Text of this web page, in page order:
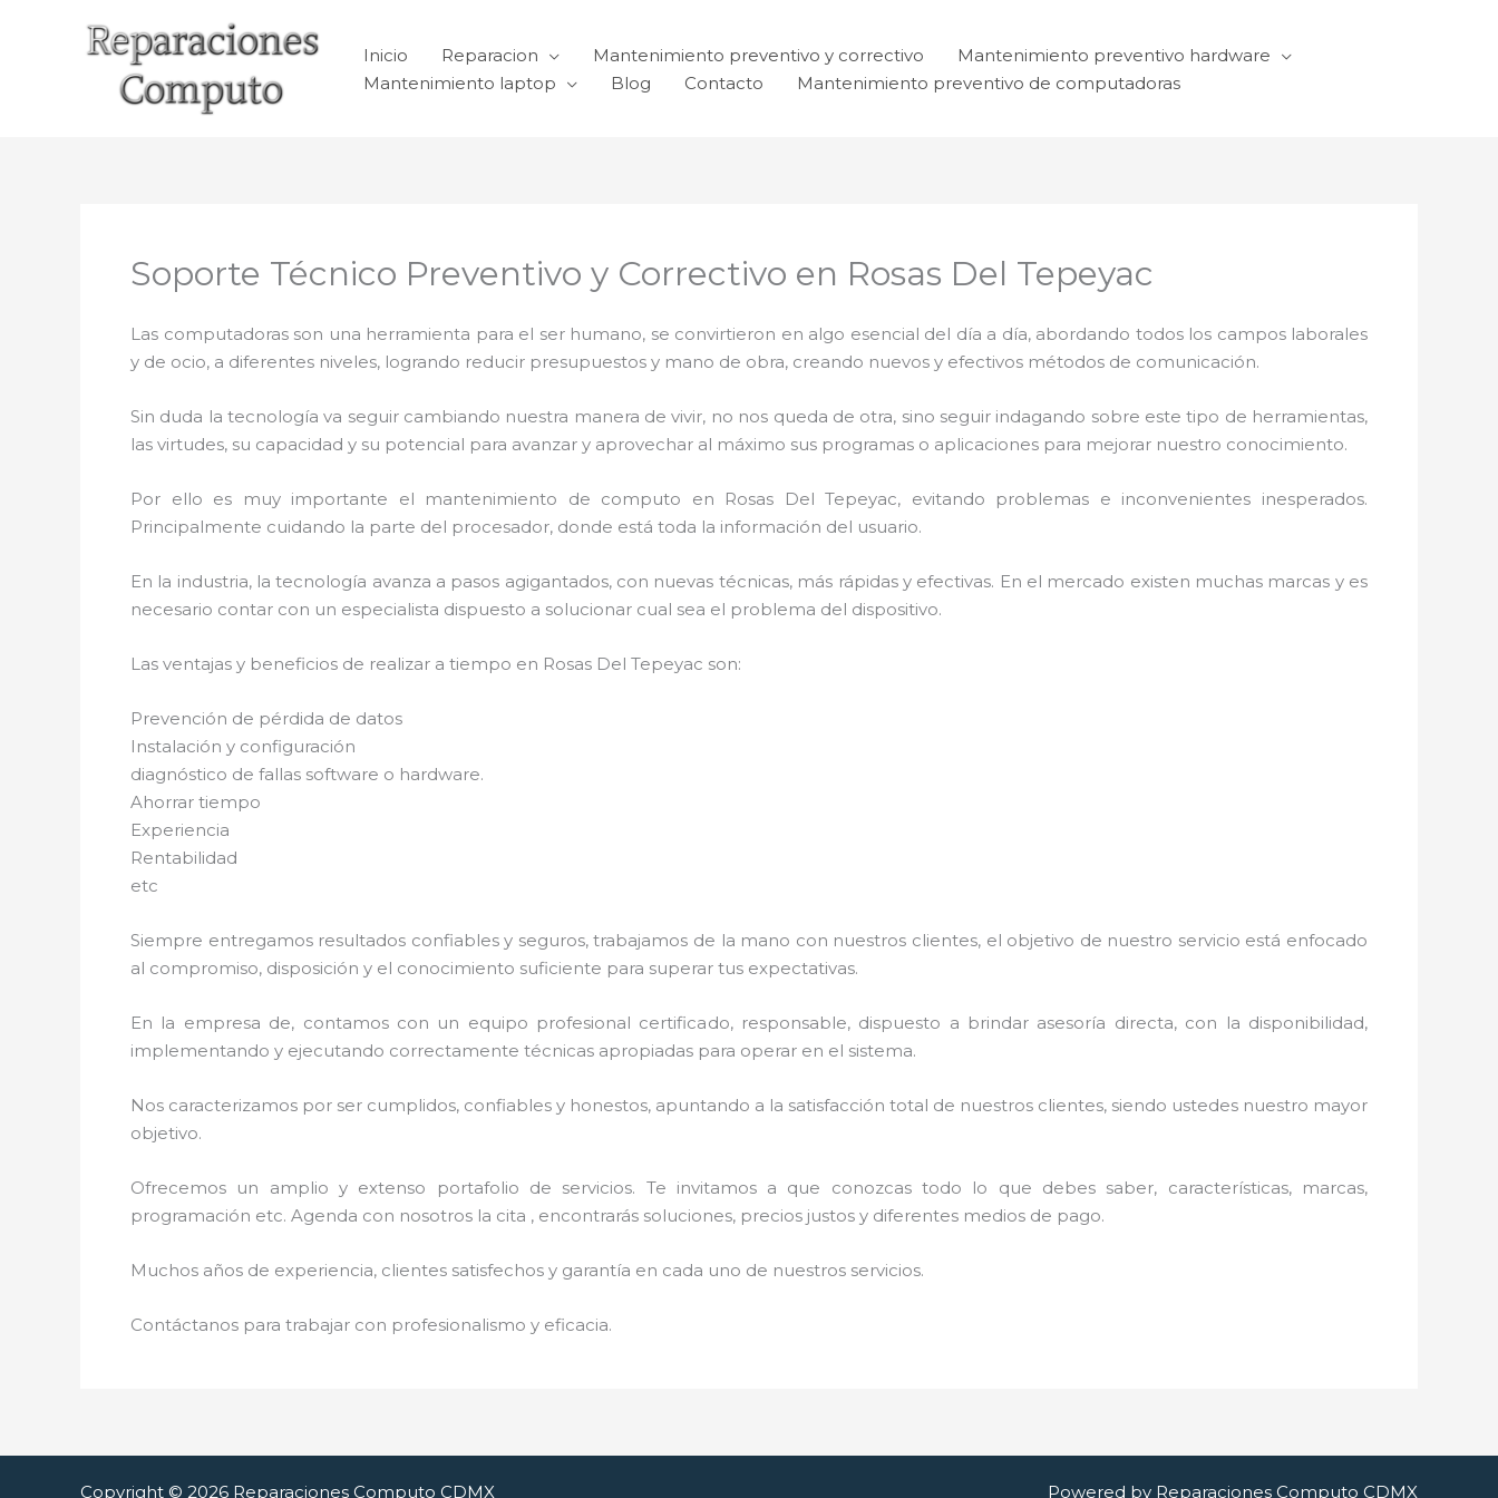
Inicio Reparacion Mantenimiento preventivo y correctivo
Mantenimiento preventivo hardware
Mantenimiento laptop
Blog Contacto Mantenimiento preventivo de computadoras
Soporte Técnico Preventivo y Correctivo en Rosas Del Tepeyac
Las computadoras son una herramienta para el ser humano, se convirtieron en algo esencial del día a día, abordando todos los campos laborales
y de ocio, a diferentes niveles, logrando reducir presupuestos y mano de obra, creando nuevos y efectivos métodos de comunicación.
Sin duda la tecnología va seguir cambiando nuestra manera de vivir, no nos queda de otra, sino seguir indagando sobre este tipo de herramientas,
las virtudes, su capacidad y su potencial para avanzar y aprovechar al máximo sus programas o aplicaciones para mejorar nuestro conocimiento.
Por ello es muy importante el mantenimiento de computo en Rosas Del Tepeyac, evitando problemas e inconvenientes inesperados.
Principalmente cuidando la parte del procesador, donde está toda la información del usuario.
En la industria, la tecnología avanza a pasos agigantados, con nuevas técnicas, más rápidas y efectivas. En el mercado existen muchas marcas y es
necesario contar con un especialista dispuesto a solucionar cual sea el problema del dispositivo.
Las ventajas y beneficios de realizar a tiempo en Rosas Del Tepeyac son:
Prevención de pérdida de datos
Instalación y configuración
diagnóstico de fallas software o hardware.
Ahorrar tiempo
Experiencia
Rentabilidad
etc
Siempre entregamos resultados confiables y seguros, trabajamos de la mano con nuestros clientes, el objetivo de nuestro servicio está enfocado
al compromiso, disposición y el conocimiento suficiente para superar tus expectativas.
En la empresa de, contamos con un equipo profesional certificado, responsable, dispuesto a brindar asesoría directa, con la disponibilidad,
implementando y ejecutando correctamente técnicas apropiadas para operar en el sistema.
Nos caracterizamos por ser cumplidos, confiables y honestos, apuntando a la satisfacción total de nuestros clientes, siendo ustedes nuestro mayor
objetivo.
Ofrecemos un amplio y extenso portafolio de servicios. Te invitamos a que conozcas todo lo que debes saber, características, marcas,
programación etc. Agenda con nosotros la cita , encontrarás soluciones, precios justos y diferentes medios de pago.
Muchos años de experiencia, clientes satisfechos y garantía en cada uno de nuestros servicios.
Contáctanos para trabajar con profesionalismo y eficacia.
Copyright © 2026 Reparaciones Computo CDMX Powered by Reparaciones Computo CDMX